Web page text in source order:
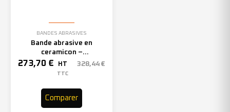
BANDES ABRASIVES
Bande abrasive en
ceramicon –
150mmx2000mm – Grain 40
– 305969 (x10)
273,70 € HT 328,44 €
TTC
Comparer